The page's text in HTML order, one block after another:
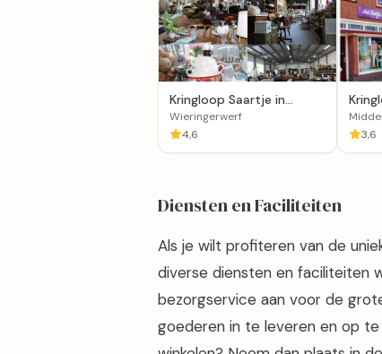
Kringloop Saartje in
Wieringerwerf
Wieringerwerf
4,6
3,6
Diensten en Faciliteiten
Als je wilt profiteren van de
diverse diensten en faciliteiten
bezorgservice aan voor de
goederen in te leveren en op